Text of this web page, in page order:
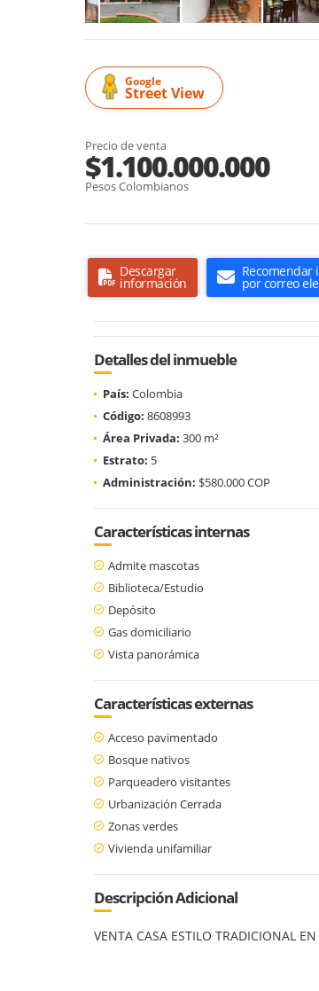
Google
Street View
Precio de venta
$1.100.000.000
Pesos Colombianos
Descargar
información
Recomendar
por correo
Detalles del inmueble
País: Colombia
Código: 8608993
Área Privada: 300 m²
Estrato: 5
Administración: $580.000 COP
Características internas
Admite mascotas
Biblioteca/Estudio
Depósito
Gas domiciliario
Vista panorámica
Características externas
Acceso pavimentado
Bosque nativos
Parqueadero visitantes
Urbanización Cerrada
Zonas verdes
Vivienda unifamiliar
Descripción Adicional
VENTA CASA ESTILO TRADICIONAL